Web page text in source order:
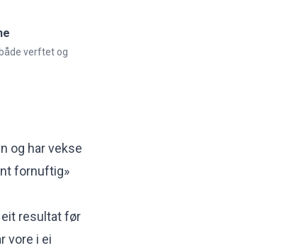
verftet og
og har vekse
fornuftig»
eit resultat før
vore i ei